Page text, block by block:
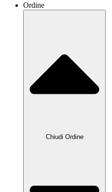
Ordine
Chiudi Ordine